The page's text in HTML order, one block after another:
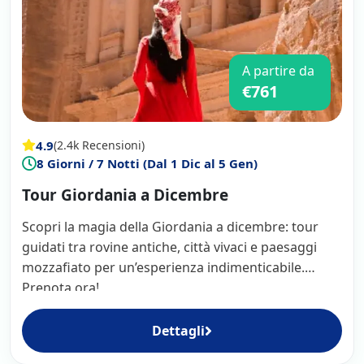
qualità-prezzo è stato eccellente e consiglio
vivamente a tutti di viaggiare con Viaggiare
Nel Mondo. Nel complesso, è stata
un'esperienza emozionante e positiva per
me!
A partire da
€761
4.9(2.4k Recensioni)
8 Giorni / 7 Notti (Dal 1 Dic al 5 Gen)
Tour Giordania a Dicembre
Scopri la magia della Giordania a dicembre: tour
guidati tra rovine antiche, città vivaci e paesaggi
mozzafiato per un’esperienza indimenticabile.
Prenota ora!
Dettagli